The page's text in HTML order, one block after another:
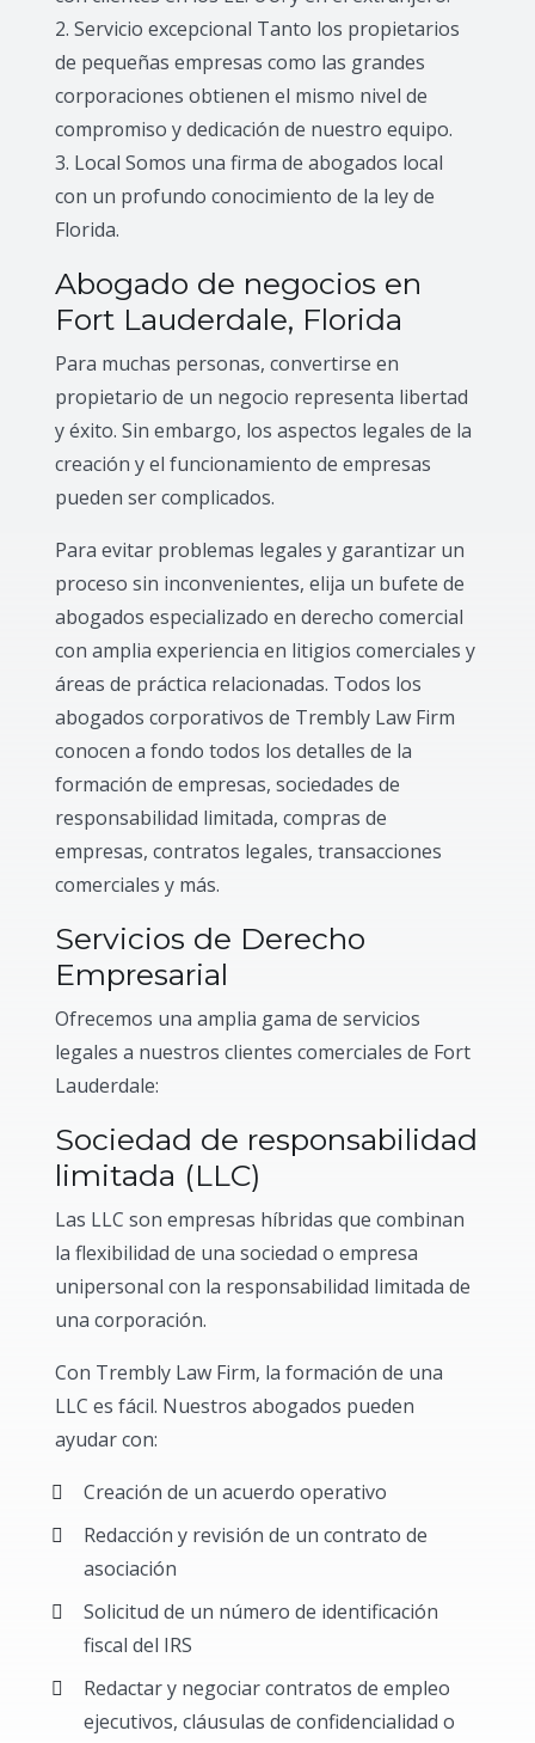
2. Servicio excepcional Tanto los propietarios
de pequeñas empresas como las grandes
corporaciones obtienen el mismo nivel de
compromiso y dedicación de nuestro equipo.
3. Local Somos una firma de abogados local
con un profundo conocimiento de la ley de
Florida.
Abogado de negocios en
Fort Lauderdale, Florida
Para muchas personas, convertirse en
propietario de un negocio representa libertad
y éxito. Sin embargo, los aspectos legales de la
creación y el funcionamiento de empresas
pueden ser complicados.
Para evitar problemas legales y garantizar un
proceso sin inconvenientes, elija un bufete de
abogados especializado en derecho comercial
con amplia experiencia en litigios comerciales y
áreas de práctica relacionadas. Todos los
abogados corporativos de Trembly Law Firm
conocen a fondo todos los detalles de la
formación de empresas, sociedades de
responsabilidad limitada, compras de
empresas, contratos legales, transacciones
comerciales y más.
Servicios de Derecho
Empresarial
Ofrecemos una amplia gama de servicios
legales a nuestros clientes comerciales de Fort
Lauderdale:
Sociedad de responsabilidad
limitada (LLC)
Las LLC son empresas híbridas que combinan
la flexibilidad de una sociedad o empresa
unipersonal con la responsabilidad limitada de
una corporación.
Con Trembly Law Firm, la formación de una
LLC es fácil. Nuestros abogados pueden
ayudar con:
Creación de un acuerdo operativo
Redacción y revisión de un contrato de
asociación
Solicitud de un número de identificación
fiscal del IRS
Redactar y negociar contratos de empleo
ejecutivos, cláusulas de confidencialidad o